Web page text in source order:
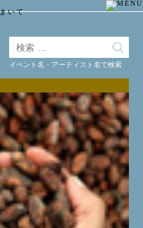
イベント名・アーティスト名で検索